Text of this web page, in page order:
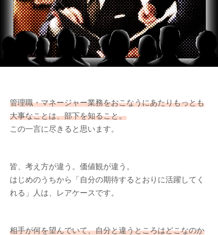
管理職・マネージャー業務をおこなうにあたりもっとも
大事なことは、部下を知ること。
この一言に尽きると思います。
皆、考え方が違う。価値観が違う。
はじめのうちから「自分の期待するとおりに活躍してく
れる」人は、レアケースです。
相手が何を望んでいて、自分と違うところはどこなのか